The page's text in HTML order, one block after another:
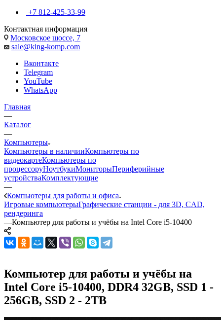
+7 812-425-33-99
Контактная информация
Московское шоссе, 7
sale@king-komp.com
Вконтакте
Telegram
YouTube
WhatsApp
Главная
—
Каталог
—
Компьютеры
Компьютеры в наличииКомпьютеры по
видеокартеКомпьютеры по
процессоруНоутбукиМониторыПериферийные
устройстваКомплектующие
—
Компьютеры для работы и офиса
Игровые компьютерыГрафические станции - для 3D, CAD,
рендеринга
—Компьютер для работы и учёбы на Intel Core i5-10400
Компьютер для работы и учёбы на
Intel Core i5-10400, DDR4 32GB, SSD 1 -
256GB, SSD 2 - 2TB